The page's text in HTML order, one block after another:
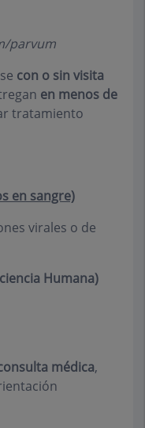
parvum
con o sin visita
en menos de
tratamiento
en sangre)
virales o de
Humana)
médica,